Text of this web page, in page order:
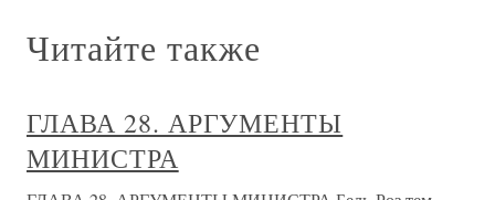
Читайте также
ГЛАВА 28. АРГУМЕНТЫ
МИНИСТРА